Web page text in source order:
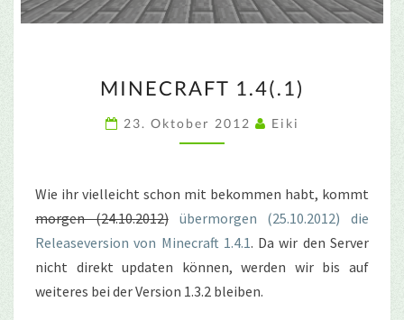
1.4(.1)
MINECRAFT 1.4(.1)
23. Oktober 2012 Eiki
Wie ihr vielleicht schon mit bekommen habt, kommt
morgen (24.10.2012)
übermorgen (25.10.2012) die
Releaseversion von Minecraft 1.4.1. Da wir den Server
nicht direkt updaten können, werden wir bis auf
weiteres bei der Version 1.3.2 bleiben.